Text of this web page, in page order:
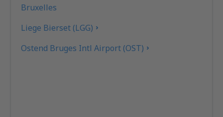
Bruxelles
Liege Bierset (LGG)
Ostend Bruges Intl Airport (OST)